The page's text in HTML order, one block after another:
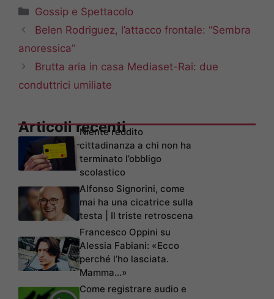
Categorie
Gossip e Spettacolo
Belen Rodriguez, l’attacco frontale: “Sembra
anoressica”
Brutta aria in casa Mediaset-Rai: due
conduttrici umiliate
Articoli recenti
Niente reddito
cittadinanza a chi non ha
terminato l’obbligo
scolastico
Alfonso Signorini, come
mai ha una cicatrice sulla
testa | Il triste retroscena
Francesco Oppini su
Alessia Fabiani: «Ecco
perché l’ho lasciata.
Mamma…»
Come registrare audio e